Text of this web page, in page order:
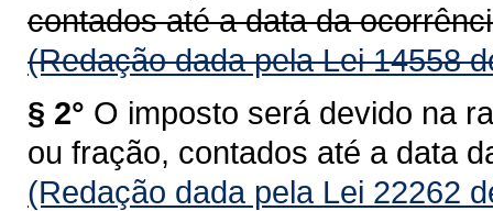
contados até a data da
(Redação dada pela Lei 14558
§ 2° O imposto será devido na
ou fração, contados até a data
(Redação dada pela Lei 22262